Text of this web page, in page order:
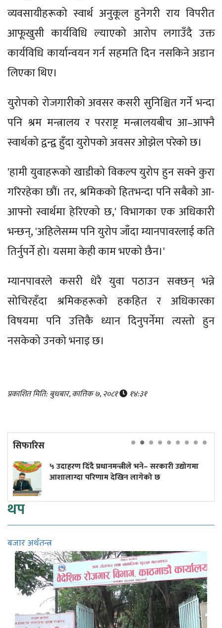
व्यवसायीहरूको स्वार्थ अनुकूल हुनेगरी राय विपरीत
आफूखुसी कार्यविधि ल्याएको आरोप लगाउँदै उक्त
कार्यविधि कार्यान्वयन गर्न सहमति दिन नसकिने अडान
लिएका थिए।
युरोपको रोजगारीको अवसर कसरी सुनिश्चित गर्ने भन्दा
पनि श्रम मन्त्रालय र परराष्ट्र मन्त्रालयबीच आ–आफ्नै
स्वार्थको द्वन्द्व हुँदा युरोपको अवसर ओझेल परेको छ।
'हामी युवाहरूको खाडीको विकल्प युरोप हुन सक्ने कुरा
गरिरहेका छौं। तर, श्रमिकको हितभन्दा पनि सबैको आ-
आफ्नो स्वार्थमा हेरिएको छ,' विभागका एक अधिकारी
भन्छन्, 'अहिलेसम्म पनि युरोप जाँदा म्यानपावरलाई कति
तिर्नुपर्ने हो। यसमा केही काम भएको छैन।'
म्यानपावरले कसरी धेरै युवा पठाउन सक्छन् भन्ने
सोचिरहँदा श्रमिकहरूको हकहित र अधिकारका
विषयमा पनि उत्तिकै ध्यान दिनुपर्नेमा त्यस्तो हुन
नसकेको उनको भनाइ छ।
प्रकाशित मिति: बुधबार, कात्तिक ७, २०८१ १४:३१
सिफारिस
भने– सरकारी उद्योगमा
देखिन लागेको छ
एक सिलिन्डर लिन
उद्योग भने बन्द!
थप
बजार अर्थतन्त्र